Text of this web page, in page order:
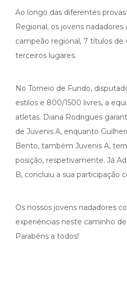
Ao longo das diferentes
Regional, os jovens
campeão regional, 7 títulos de
terceiros lugares.
No Torneio de Fundo,
estilos e 800/1500 livres, a
atletas. Diana Rodrigues
de Juvenis A, enquanto
Bento, também Juvenis A,
posição, respetivamente. Já
B, concluiu a sua participação
Os nossos jovens nadadores
experiências neste caminho
Parabéns a todos!